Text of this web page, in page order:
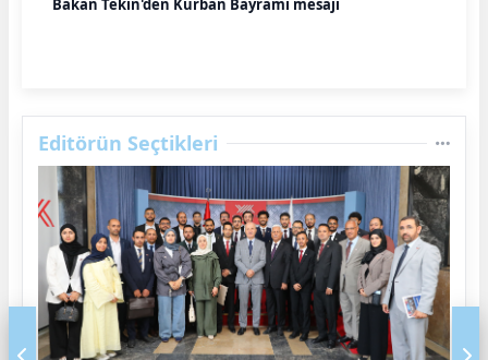
Bakan Tekin'den Kurban Bayramı mesajı
Editörün Seçtikleri